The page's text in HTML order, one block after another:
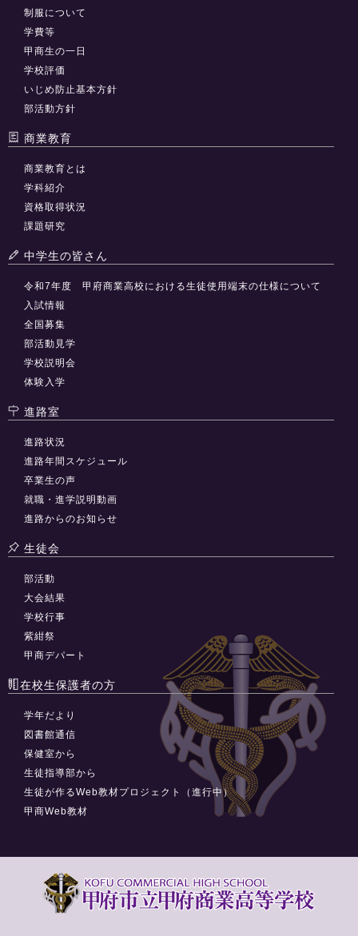
制服について
学費等
甲商生の一日
学校評価
いじめ防止基本方針
部活動方針
商業教育
商業教育とは
学科紹介
資格取得状況
課題研究
中学生の皆さん
令和7年度 甲府商業高校における生徒使用端末の仕様について
入試情報
全国募集
部活動見学
学校説明会
体験入学
進路室
進路状況
進路年間スケジュール
卒業生の声
就職・進学説明動画
進路からのお知らせ
生徒会
部活動
大会結果
学校行事
紫紺祭
甲商デパート
在校生保護者の方
学年だより
図書館通信
保健室から
生徒指導部から
生徒が作るWeb教材プロジェクト（進行中）
甲商Web教材